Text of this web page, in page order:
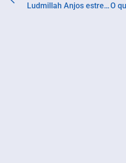
Ludmillah Anjos estreia novo show no Rio Vermelho com música para o verão